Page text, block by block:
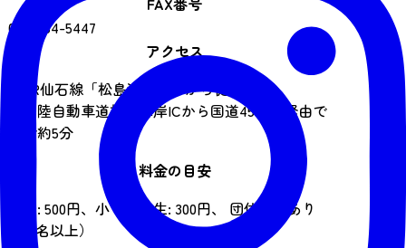
022-354-5447
アクセス
・JR仙石線「松島海岸駅」から徒歩約5分
・三陸自動車道松島海岸ICから国道45号線経由で
車で約5分
料金の目安
大人: 500円、小・中学生: 300円、 団体割引あり
（15名以上）